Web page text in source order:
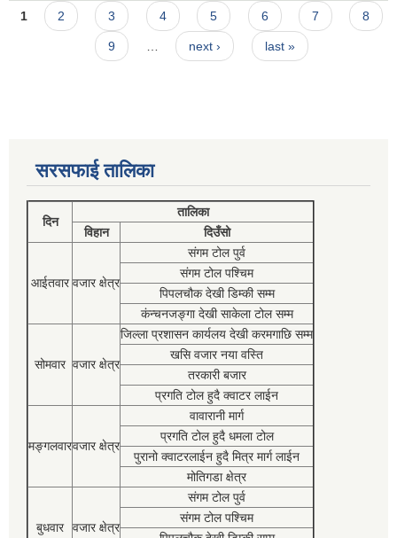
Pages
1 2 3 4 5 6 7 8
9 … next › last »
सरसफाई तालिका
दिन
तालिका
विहान
दिउँसो
आईतवार वजार क्षेत्र
संगम टोल पुर्व
संगम टोल पश्चिम
पिपलचौक देखी डिम्की सम्म
कंन्चनजङ्गा देखी साकेला टोल सम्म
सोमवार वजार क्षेत्र
जिल्ला प्रशासन कार्यलय देखी करमगाछि सम्म
खसि वजार नया वस्ति
तरकारी बजार
प्रगति टोल हुदै क्वाटर लाईन
मङ्गलवारवजार क्षेत्र
वावारानी मार्ग
प्रगति टोल हुदै धमला टोल
पुरानो क्वाटरलाईन हुदै मित्र मार्ग लाईन
मोतिगडा क्षेत्र
बुधवार वजार क्षेत्र
संगम टोल पुर्व
संगम टोल पश्चिम